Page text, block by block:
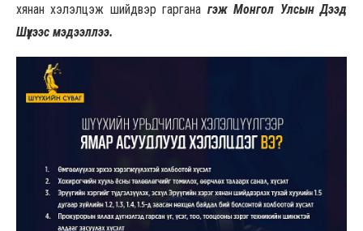
хянан хэлэлцэж шийдвэр гаргана гэж Монгол Улсын Дээд
Шүүхээс мэдээллээ.